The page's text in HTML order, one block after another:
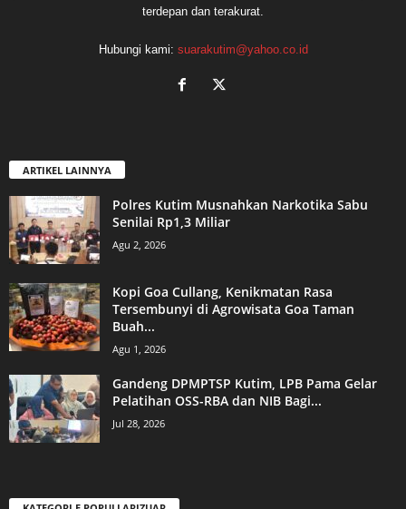
terdepan dan terakurat.
Hubungi kami: suarakutim@yahoo.co.id
ARTIKEL LAINNYA
Polres Kutim Musnahkan Narkotika Sabu
Senilai Rp1,3 Miliar
Agu 2, 2026
Kopi Goa Cullang, Kenikmatan Rasa
Tersembunyi di Agrowisata Goa Taman
Buah...
Agu 1, 2026
Gandeng DPMPTSP Kutim, LPB Pama Gelar
Pelatihan OSS-RBA dan NIB Bagi...
Jul 28, 2026